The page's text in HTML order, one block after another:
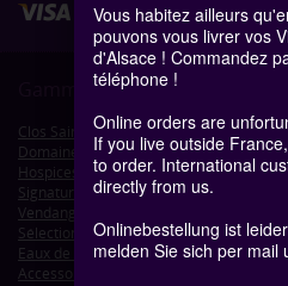
Gamme de produits
Clos Saint-Jacques
Domaine de Colmar
Hospices de Colmar
Signature de Colmar - Petits Formats
Vendanges Tardives
Sélection de Grains Nobles
Eaux de vie d'Alsace
Accessoires
Vous habitez ailleurs
pouvons vous livrer vos
d'Alsace ! Commandez
téléphone !
Online orders are
If you live outside
to order. International
directly from us.
Onlinebestellung ist
melden Sie sich per mail